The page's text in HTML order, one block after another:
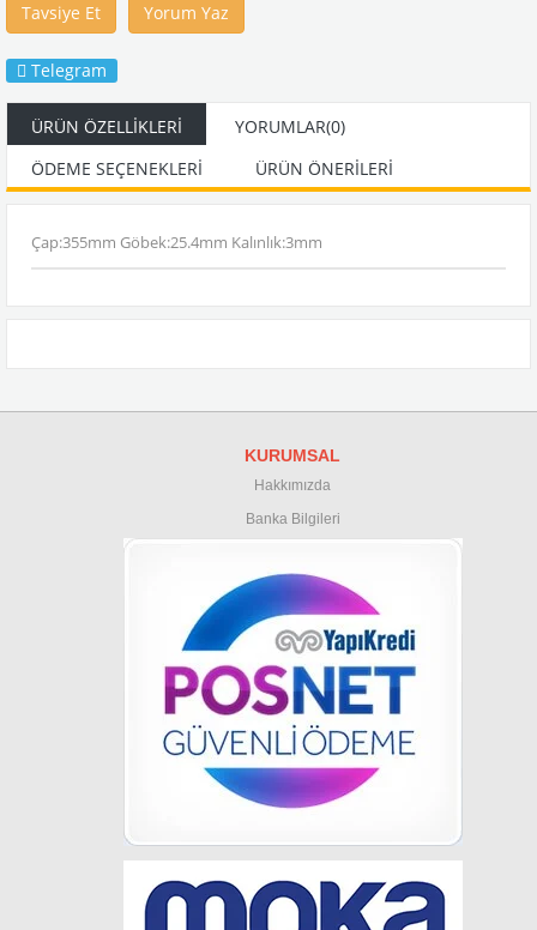
Tavsiye Et Yorum Yaz
Telegram
ÜRÜN ÖZELLIKLERI YORUMLAR(0)
ÖDEME SEÇENEKLERI
ÜRÜN ÖNERILERI
Çap:355mm Göbek:25.4mm Kalınlık:3mm
KURUMSAL
Hakkımızda
Banka Bilgileri